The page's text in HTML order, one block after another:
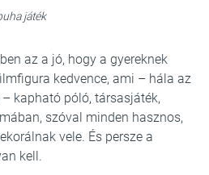
játék
az a jó, hogy a gyereknek
kedvence, ami – hála az
kapható póló, társasjáték,
szóval minden hasznos,
vele. És persze a
kell.